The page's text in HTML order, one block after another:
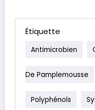
Étiquette
Antimicrobien
De Pamplemousse
Polyphénols